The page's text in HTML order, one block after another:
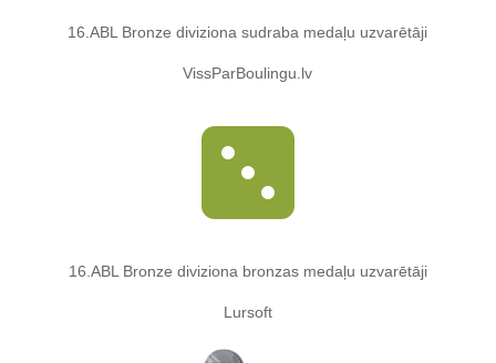
16.ABL Bronze diviziona sudraba medaļu uzvarētāji
VissParBoulingu.lv

16.ABL Bronze diviziona bronzas medaļu uzvarētāji
Lursoft